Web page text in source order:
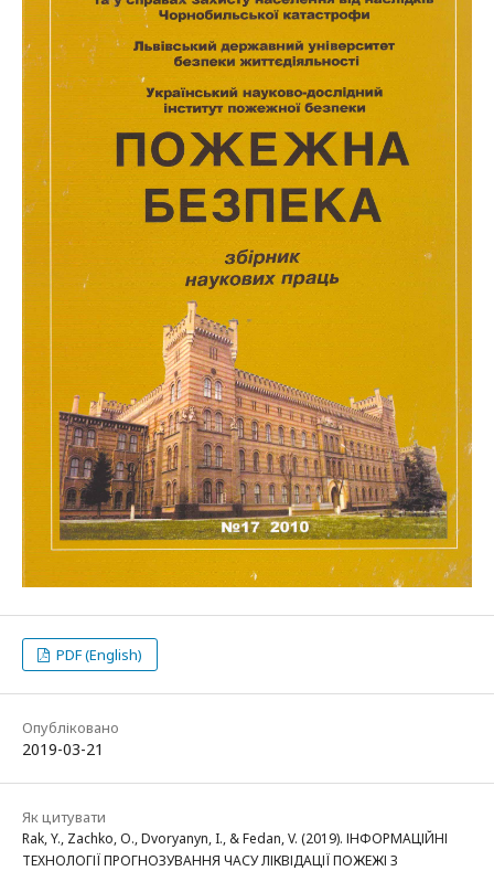
PDF (English)
Опубліковано
2019-03-21
Як цитувати
Rak, Y., Zachko, O., Dvoryanyn, I., & Fedan, V. (2019). ІНФОРМАЦІЙНІ
ТЕХНОЛОГІЇ ПРОГНОЗУВАННЯ ЧАСУ ЛІКВІДАЦІЇ ПОЖЕЖІ З